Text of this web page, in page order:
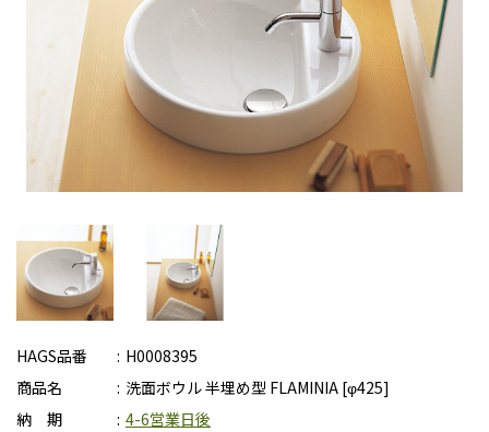
HAGS品番
H0008395
商品名
洗面ボウル 半埋め型 FLAMINIA [φ425]
納 期
4-6営業日後